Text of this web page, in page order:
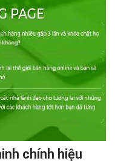
chính hiệu